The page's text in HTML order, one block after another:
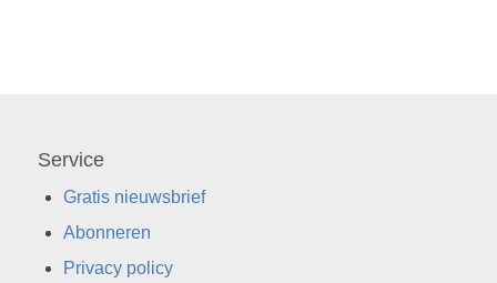
Service
Gratis nieuwsbrief
Abonneren
Privacy policy